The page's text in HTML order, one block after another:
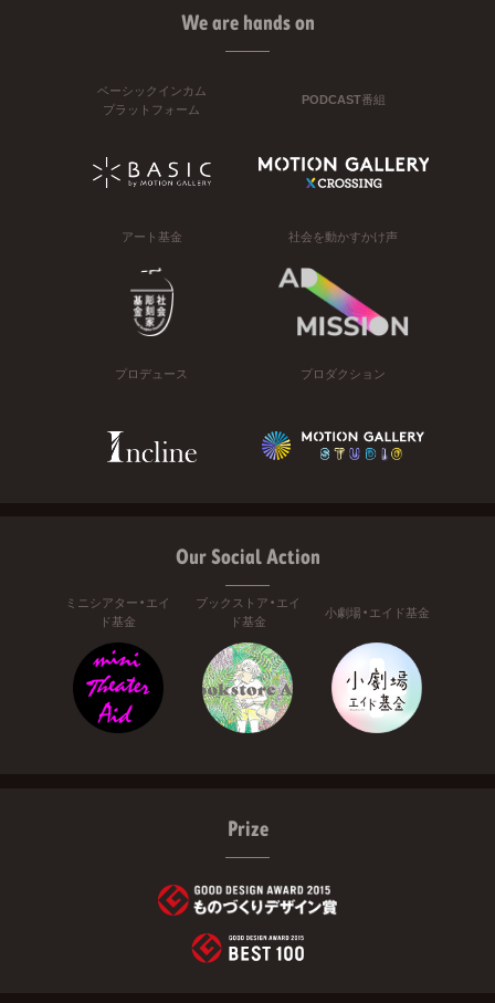
We are hands on
ベーシックインカム
プラットフォーム
PODCAST番組
アート基金 社会を動かすかけ声
プロデュース プロダクション
Our Social Action
ミニシアター・エイ
ド基金
ブックストア・エイ
ド基金
小劇場・エイド基金
Prize